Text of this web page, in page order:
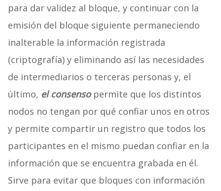
para dar validez al bloque, y continuar con la
emisión del bloque siguiente permaneciendo
inalterable la información registrada
(criptografía) y eliminando así las necesidades
de intermediarios o terceras personas y, el
último, el consensopermite que los distintos
nodos no tengan por qué confiar unos en otros
y permite compartir un registro que todos los
participantes en el mismo puedan confiar en la
información que se encuentra grabada en él.
Sirve para evitar que bloques con información